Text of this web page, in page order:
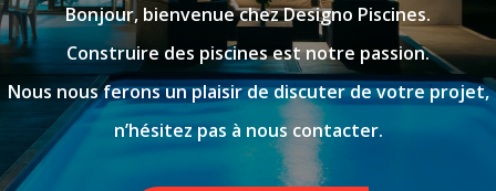
Bonjour, bienvenue chez Designo Piscines.
Construire des piscines est notre passion.
Nous nous ferons un plaisir de discuter de votre projet,
n’hésitez pas à nous contacter.